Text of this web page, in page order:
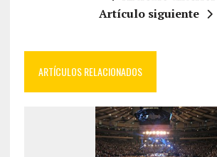
Artículo siguiente
ARTÍCULOS RELACIONADOS